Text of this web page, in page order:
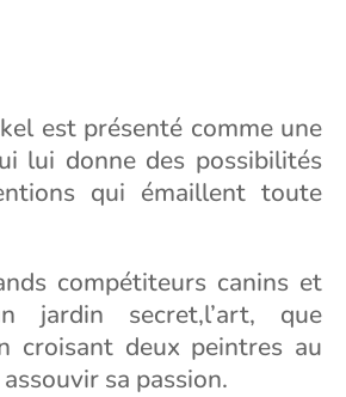
est présenté comme une
lui donne des possibilités
qui émaillent toute
compétiteurs canins et
secret,l’art, que
croisant deux peintres au
sa passion.